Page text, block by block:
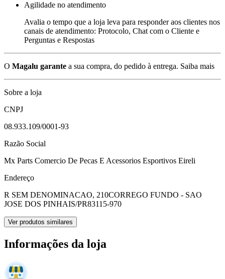
Agilidade no atendimento
Avalia o tempo que a loja leva para responder aos clientes nos
canais de atendimento: Protocolo, Chat com o Cliente e
Perguntas e Respostas
O Magalu garante a sua compra, do pedido à entrega. Saiba mais
Sobre a loja
CNPJ
08.933.109/0001-93
Razão Social
Mx Parts Comercio De Pecas E Acessorios Esportivos Eireli
Endereço
R SEM DENOMINACAO, 210CORREGO FUNDO - SAO
JOSE DOS PINHAIS/PR83115-970
Ver produtos similares
Informações da loja